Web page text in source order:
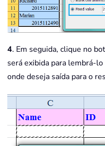
4. Em seguida, clique no
será exibida para lembrá-
onde deseja saída para o